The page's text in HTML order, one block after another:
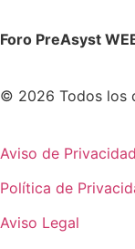
Foro PreAsyst
© 2026 Todos los
Aviso de Privacidad
Política de
Aviso Legal